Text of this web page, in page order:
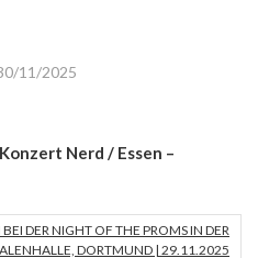
11/2025
Nerd / Essen –
DER NIGHT OF THE PROMS IN DER
DORTMUND | 29.11.2025